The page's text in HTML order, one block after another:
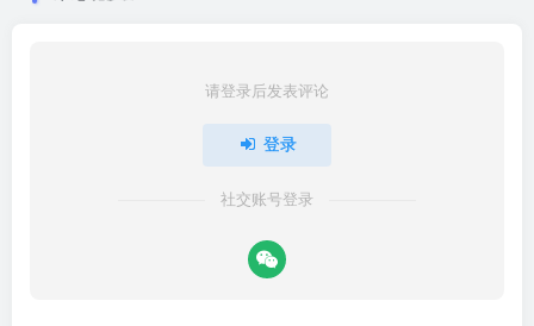
请登录后发表评论
登录
社交账号登录